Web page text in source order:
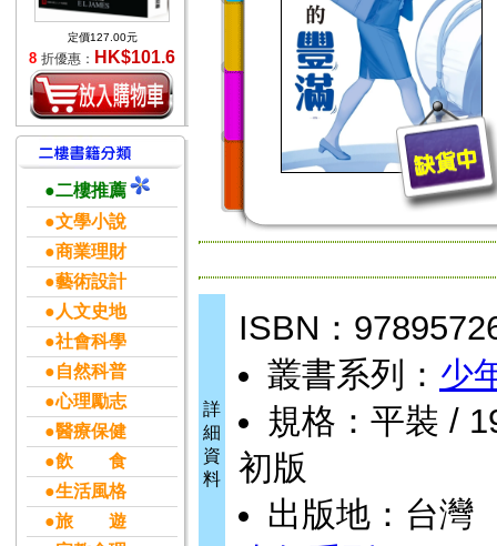
定價127.00元
8 折優惠： HK$101.6
●二樓推薦
●文學小說
●商業理財
●藝術設計
●人文史地
●社會科學
●自然科普
●心理勵志
●醫療保健
●飲 食
●生活風格
●旅 遊
詳
細
資
料
ISBN：
叢書系列： 少
規格：平裝 /
初版
出版地：台灣